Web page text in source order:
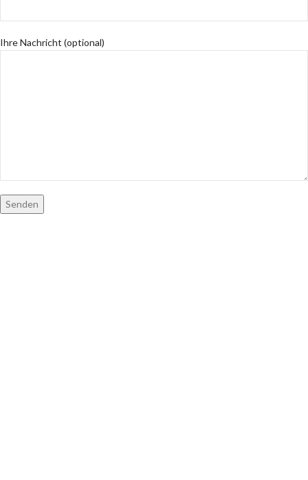
Ihre Nachricht (optional)